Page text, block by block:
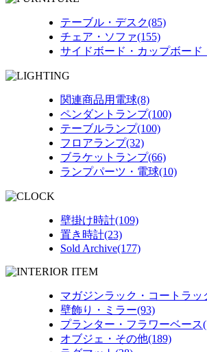
テーブル・デスク(85)
チェア・ソファ(155)
サイドボード・カップボード
関連商品用電球(8)
ペンダントランプ(100)
テーブルランプ(100)
フロアランプ(32)
ブラケットランプ(66)
ランプパーツ・電球(10)
壁掛け時計(109)
置き時計(23)
Sold Archive(177)
マガジンラック・コートラッ
壁飾り・ミラー(93)
プランター・フラワーベース
オブジェ・その他(189)